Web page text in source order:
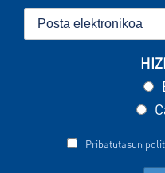
Pribatutasun